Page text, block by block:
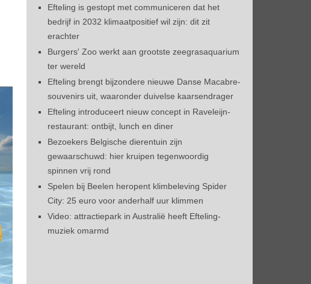
Efteling is gestopt met communiceren dat het
bedrijf in 2032 klimaatpositief wil zijn: dit zit
erachter
Burgers' Zoo werkt aan grootste zeegrasaquarium
ter wereld
Efteling brengt bijzondere nieuwe Danse Macabre-
souvenirs uit, waaronder duivelse kaarsendrager
Efteling introduceert nieuw concept in Raveleijn-
restaurant: ontbijt, lunch en diner
Bezoekers Belgische dierentuin zijn
gewaarschuwd: hier kruipen tegenwoordig
spinnen vrij rond
Spelen bij Beelen heropent klimbeleving Spider
City: 25 euro voor anderhalf uur klimmen
Video: attractiepark in Australië heeft Efteling-
muziek omarmd